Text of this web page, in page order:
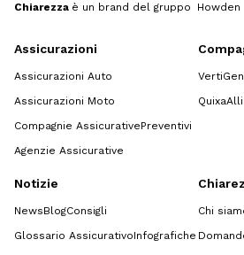
Chiarezza è un brand del gruppo Howden
Assicurazioni
Assicurazioni Auto
Assicurazioni Moto
Compagnie AssicurativePreventivi
Agenzie Assicurative
Verti
Quixa
Notizie
NewsBlogConsigli
Glossario AssicurativoInfografiche
Chi